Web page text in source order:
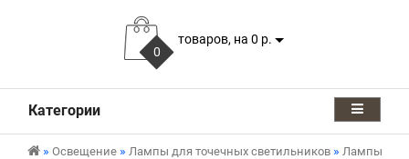
0
товаров, на 0 р.
Категории
Освещение Лампы для точечных светильников Лампы для